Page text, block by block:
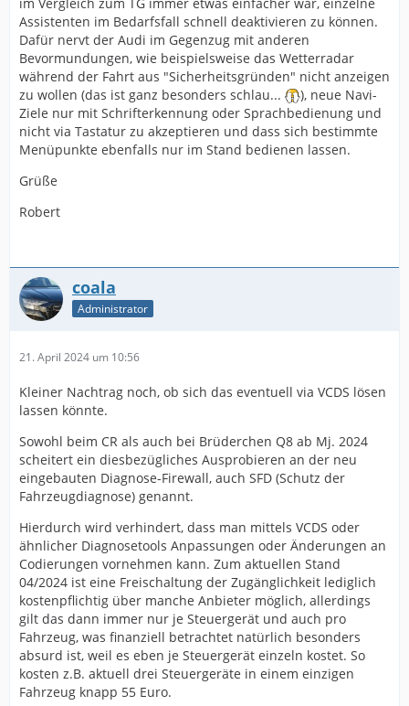
Assistenten im Bedarfsfall schnell deaktivieren zu können.
Dafür nervt der Audi im Gegenzug mit anderen
Bevormundungen, wie beispielsweise das Wetterradar
während der Fahrt aus "Sicherheitsgründen" nicht anzeigen
zu wollen (das ist ganz besonders schlau...
), neue Navi-
Ziele nur mit Schrifterkennung oder Sprachbedienung und
nicht via Tastatur zu akzeptieren und dass sich bestimmte
Menüpunkte ebenfalls nur im Stand bedienen lassen.
Grüße
Robert
coala
Administrator
21. April 2024 um 10:56
Kleiner Nachtrag noch, ob sich das eventuell via VCDS lösen
lassen könnte.
Sowohl beim CR als auch bei Brüderchen Q8 ab Mj. 2024
scheitert ein diesbezügliches Ausprobieren an der neu
eingebauten Diagnose-Firewall, auch SFD (Schutz der
Fahrzeugdiagnose) genannt.
Hierdurch wird verhindert, dass man mittels VCDS oder
ähnlicher Diagnosetools Anpassungen oder Änderungen an
Codierungen vornehmen kann. Zum aktuellen Stand
04/2024 ist eine Freischaltung der Zugänglichkeit lediglich
kostenpflichtig über manche Anbieter möglich, allerdings
gilt das dann immer nur je Steuergerät und auch pro
Fahrzeug, was finanziell betrachtet natürlich besonders
absurd ist, weil es eben je Steuergerät einzeln kostet. So
kosten z.B. aktuell drei Steuergeräte in einem einzigen
Fahrzeug knapp 55 Euro.